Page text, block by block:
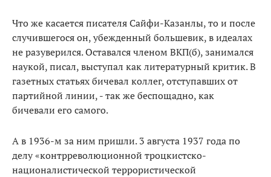
Что же касается писателя Сайфи-Казанлы, то и после
случившегося он, убежденный большевик, в идеалах
не разуверился. Оставался членом ВКП(б), занимался
наукой, писал, выступал как литературный критик. В
газетных статьях бичевал коллег, отступавших от
партийной линии, - так же беспощадно, как
бичевали его самого.
А в 1936-м за ним пришли. 3 августа 1937 года по
делу «контрреволюционной троцкистско-
националистической террористической